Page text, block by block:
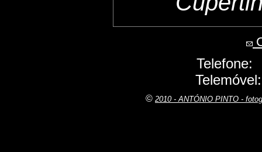
Telefone:
© 2010 - ANTÓNIO PINTO -